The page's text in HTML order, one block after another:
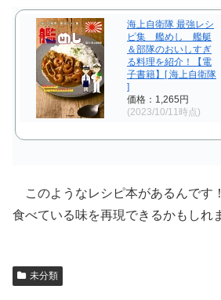
海上自衛隊 最強レシ
ピ集 艦めし 艦艇
＆部隊のおいしすぎ
る料理を紹介！【電
子書籍】[ 海上自衛隊
]
価格：1,265円
(2023/10/11時点)
このようなレシピ本があるんです
食べている味を再現できるかもしれ
未分類